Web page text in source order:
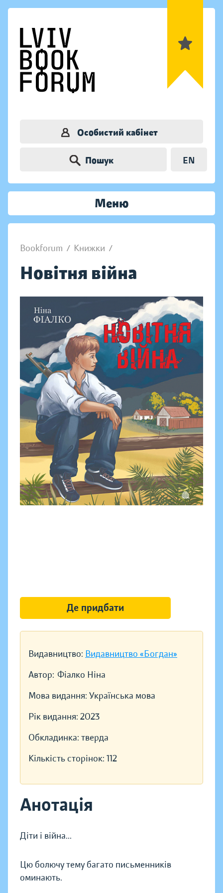
Особистий кабінет
Пошук EN
Меню
Bookforum / Книжки /
Новітня війна
Видавництво: Видавництво «Богдан»
Автор: Фіалко Ніна
Мова видання: Українська мова
Рік видання: 2023
Обкладинка: тверда
Кількість сторінок: 112
Анотація
Діти і війна...
Цю болючу тему багато письменників
оминають.
Де придбати